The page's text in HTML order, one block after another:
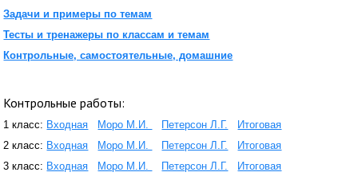
Задачи и примеры по темам
Тесты и тренажеры по классам и темам
Контрольные, самостоятельные, домашние
Контрольные работы:
1 класс: Входная Моро М.И. Петерсон Л.Г.
Итоговая
2 класс: Входная Моро М.И. Петерсон Л.Г.
Итоговая
3 класс: Входная Моро М.И. Петерсон Л.Г.
Итоговая